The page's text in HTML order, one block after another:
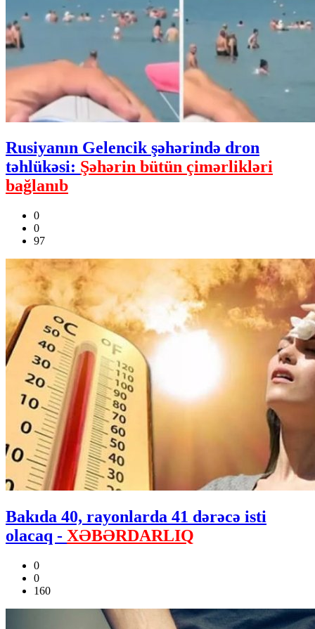
Rusiyanın Gelencik şəhərində dron
təhlükəsi: Şəhərin bütün çimərlikləri
bağlanıb
0
0
97
Bakıda 40, rayonlarda 41 dərəcə isti
olacaq - XƏBƏRDARLIQ
0
0
160